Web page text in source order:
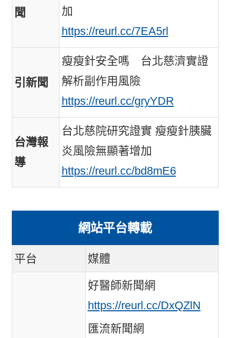
聞
加
https://reurl.cc/7EA5rl
引新聞
瘦瘦針安全嗎 台北慈濟實證
解析副作用風險
https://reurl.cc/gryYDR
台灣報
導
台北慈院研究證實 瘦瘦針胰臟
炎風險無顯著增加
https://reurl.cc/bd8mE6
網站平台轉載
平台 媒體
好醫師新聞網
https://reurl.cc/DxQZlN
匯流新聞網